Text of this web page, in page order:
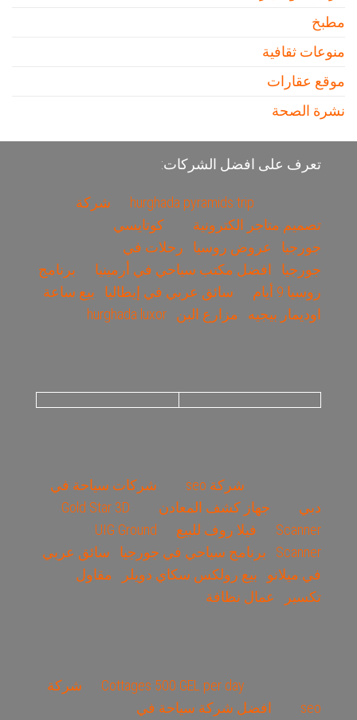
مطبخ
منوعات ثقافية
موقع عقارات
نشرة الصحة
تعرف على افضل الشركات:
hurghada pyramids trip
شركة
تصميم متاجر الكترونية
كوتايسي
جورجيا
عروض روسيا
رحلات في
جورجيا
افضل مكتب سياحي في أرمينيا
برنامج
روسيا 9 أيام
سائق عربي في إيطاليا
بيع ساعة
اوديمار بيجيه
مزارع البن hurghada luxor
شركة seo
شركات سياحة في
دبي
جهاز كشف المعادن
Gold Star 3D
Scanner
فيلا روف للبيع
UIG Ground
Scanner
برنامج سياحي في جورجيا
سائق عربي
في ميلانو
بيع رولكس سكاي دويلر
مقاول
تكسير
عمال نظافة
Cottages 500 GEL per day
شركة
seo
افضل شركة سياحة في